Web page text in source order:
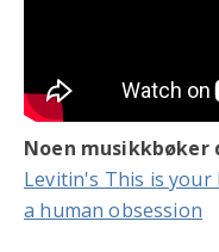
Noen musikkbøker
Levitin's This is
a human obsession